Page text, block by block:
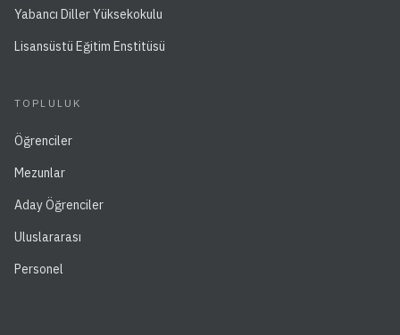
Yabancı Diller Yüksekokulu
Lisansüstü Eğitim Enstitüsü
TOPLULUK
Öğrenciler
Mezunlar
Aday Öğrenciler
Uluslararası
Personel